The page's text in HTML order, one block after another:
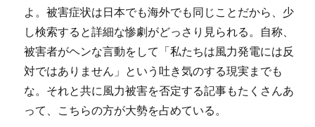
よ。被害症状は日本でも海外でも同じことだから、少
し検索すると詳細な惨劇がどっさり見られる。自称、
被害者がヘンな言動をして「私たちは風力発電には反
対ではありません」という吐き気のする現実までも
な。それと共に風力被害を否定する記事もたくさんあ
って、こちらの方が大勢を占めている。